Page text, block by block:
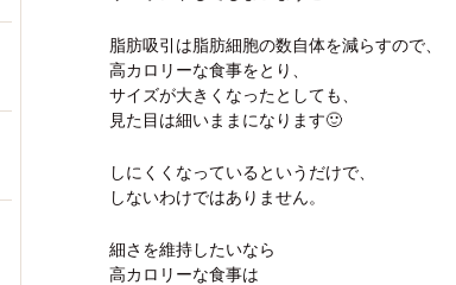
脂肪吸引は脂肪細胞の数自体を減らすので、
高カロリーな食事をとり、
サイズが大きくなったとしても、
見た目は細いままになります🙂
しにくくなっているというだけで、
しないわけではありません。
細さを維持したいなら
高カロリーな食事は